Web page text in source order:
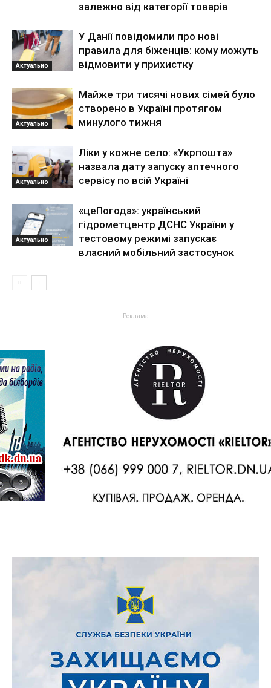
залежно від категорії товарів
Актуально
У Данії повідомили про нові
правила для біженців: кому можуть
відмовити у прихистку
Актуально
Майже три тисячі нових сімей було
створено в Україні протягом
минулого тижня
Актуально
Ліки у кожне село: «Укрпошта»
назвала дату запуску аптечного
сервісу по всій Україні
Актуально
«цеПогода»: український
гідрометцентр ДСНС України у
тестовому режимі запускає
власний мобільний застосунок
- Реклама -